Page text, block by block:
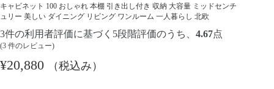
キャビネット 100 おしゃれ 本棚 引き出し付き 収納 大容量 ミッドセンチ
ュリー 美しい ダイニング リビング ワンルーム 一人暮らし 北欧
3件の利用者評価に基づく5段階評価のうち、 4.67点
(3 件のレビュー)
¥20,880 （税込み）